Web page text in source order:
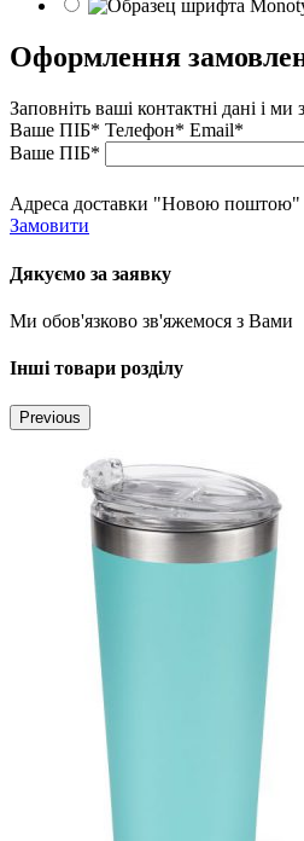
Оформлення
Заповніть ваші контактні дані і
Ваше ПІБ* Телефон* Email*
Ваше ПІБ*
Адреса доставки "Новою поштою"
Замовити
Дякуємо за заявку
Ми обов'язково зв'яжемося з Вами
Інші товари розділу
Previous